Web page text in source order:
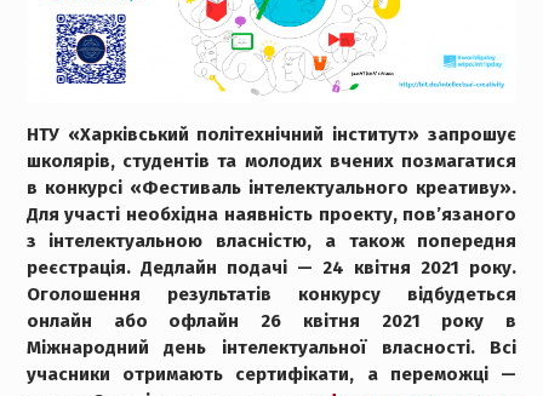
НТУ «Харківський політехнічний інститут» запрошує
школярів, студентів та молодих вчених позмагатися
в конкурсі «Фестиваль інтелектуального креативу».
Для участі необхідна наявність проекту, пов’язаного
з інтелектуальною власністю, а також попередня
реєстрація. Дедлайн подачі — 24 квітня 2021 року.
Оголошення результатів конкурсу відбудеться
онлайн або офлайн 26 квітня 2021 року в
Міжнародний день інтелектуальної власності. Всі
учасники отримають сертифікати, а переможці —